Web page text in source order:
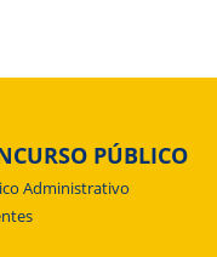
PÚBLICO
Administrativo